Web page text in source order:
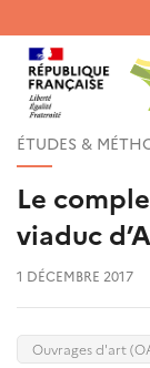
RECHERCHER UN
QUE
ÉTUDES &
Le
viaduc
1 DÉCEMBRE 2017
Ouvrages d'art